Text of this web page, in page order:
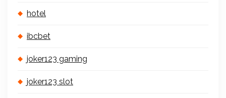
hotel
ibcbet
joker123 gaming
joker123 slot